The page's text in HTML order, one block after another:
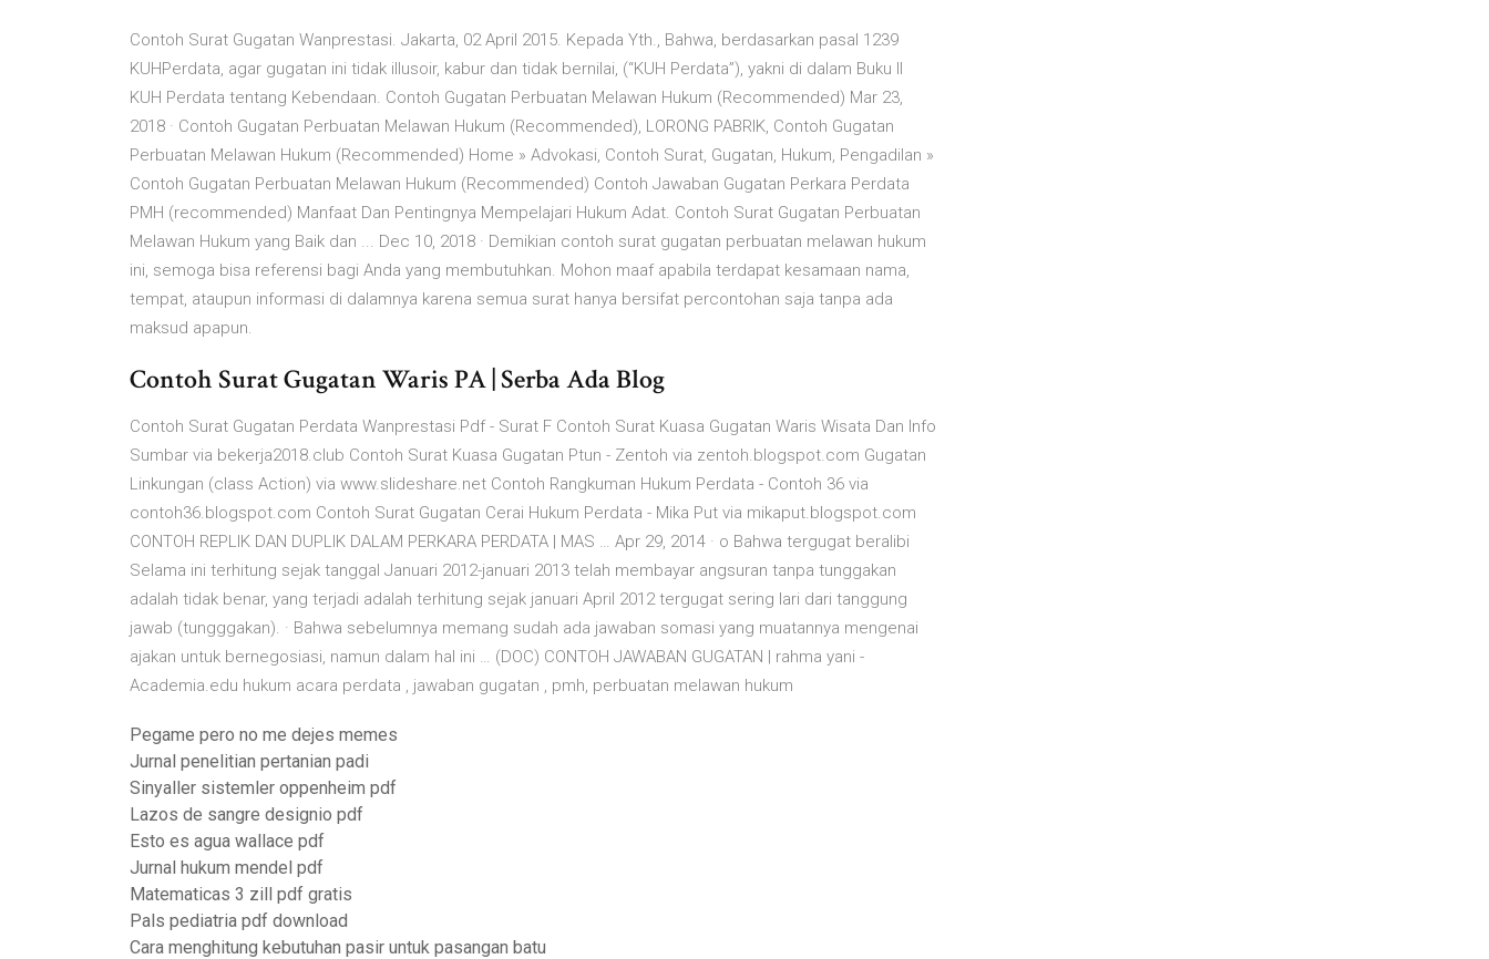
Contoh Surat Gugatan Wanprestasi. Jakarta, 02 April 2015. Kepada Yth., Bahwa, berdasarkan pasal 1239
KUHPerdata, agar gugatan ini tidak illusoir, kabur dan tidak bernilai, (“KUH Perdata”), yakni di dalam Buku II
KUH Perdata tentang Kebendaan. Contoh Gugatan Perbuatan Melawan Hukum (Recommended) Mar 23,
2018 · Contoh Gugatan Perbuatan Melawan Hukum (Recommended), LORONG PABRIK, Contoh Gugatan
Perbuatan Melawan Hukum (Recommended) Home » Advokasi, Contoh Surat, Gugatan, Hukum, Pengadilan »
Contoh Gugatan Perbuatan Melawan Hukum (Recommended) Contoh Jawaban Gugatan Perkara Perdata
PMH (recommended) Manfaat Dan Pentingnya Mempelajari Hukum Adat. Contoh Surat Gugatan Perbuatan
Melawan Hukum yang Baik dan ... Dec 10, 2018 · Demikian contoh surat gugatan perbuatan melawan hukum
ini, semoga bisa referensi bagi Anda yang membutuhkan. Mohon maaf apabila terdapat kesamaan nama,
tempat, ataupun informasi di dalamnya karena semua surat hanya bersifat percontohan saja tanpa ada
maksud apapun.
Contoh Surat Gugatan Waris PA | Serba Ada Blog
Contoh Surat Gugatan Perdata Wanprestasi Pdf - Surat F Contoh Surat Kuasa Gugatan Waris Wisata Dan Info
Sumbar via bekerja2018.club Contoh Surat Kuasa Gugatan Ptun - Zentoh via zentoh.blogspot.com Gugatan
Linkungan (class Action) via www.slideshare.net Contoh Rangkuman Hukum Perdata - Contoh 36 via
contoh36.blogspot.com Contoh Surat Gugatan Cerai Hukum Perdata - Mika Put via mikaput.blogspot.com
CONTOH REPLIK DAN DUPLIK DALAM PERKARA PERDATA | MAS … Apr 29, 2014 · o Bahwa tergugat beralibi
Selama ini terhitung sejak tanggal Januari 2012-januari 2013 telah membayar angsuran tanpa tunggakan
adalah tidak benar, yang terjadi adalah terhitung sejak januari April 2012 tergugat sering lari dari tanggung
jawab (tungggakan). · Bahwa sebelumnya memang sudah ada jawaban somasi yang muatannya mengenai
ajakan untuk bernegosiasi, namun dalam hal ini … (DOC) CONTOH JAWABAN GUGATAN | rahma yani -
Academia.edu hukum acara perdata , jawaban gugatan , pmh, perbuatan melawan hukum
Pegame pero no me dejes memes
Jurnal penelitian pertanian padi
Sinyaller sistemler oppenheim pdf
Lazos de sangre designio pdf
Esto es agua wallace pdf
Jurnal hukum mendel pdf
Matematicas 3 zill pdf gratis
Pals pediatria pdf download
Cara menghitung kebutuhan pasir untuk pasangan batu